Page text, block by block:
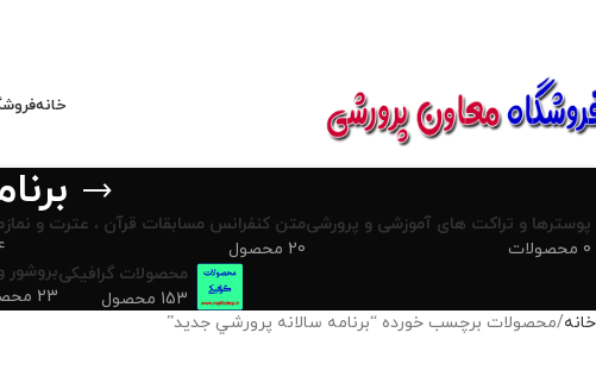
خانه
پوسترها و تراکت های آموزشی و پرورشی
0 محصولات
متن کنفرانس مسابقات قرآن ، عترت و نماز
20 محصول
محصولات گرافیکی
153 محصول
بروشور
23 محصول
خانه محصولات برچسب خورده “برنامه سالانه پرورشي جديد”